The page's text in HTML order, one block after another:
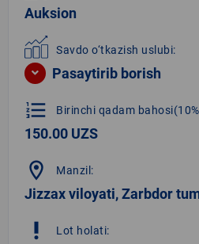
Auksion
Savdo o‘tkazish uslubi:
Pasaytirib borish
format_list_numbered Birinchi qadam
150.00 UZS
location_on Manzil:
Jizzax viloyati, Zarbdor
priority_high Lot holati: